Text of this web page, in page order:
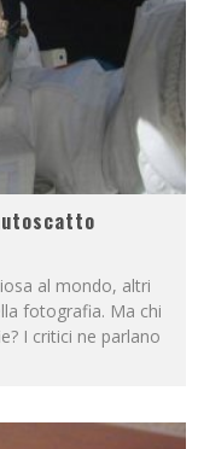
al mondo, altri
fotografia. Ma chi
I critici ne parlano